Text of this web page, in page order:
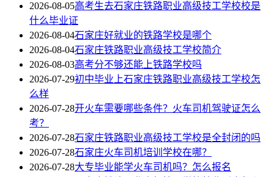
2026-08-05高考生去石家庄铁路职业高级技工学校校是
什么毕业证
2026-08-04石家庄好就业的铁路学校是哪个
2026-08-04石家庄铁路职业高级技工学校简介
2026-08-03高考分不够还能上铁路学校吗
2026-07-29初中毕业上石家庄铁路职业高级技工学校怎
么样
2026-07-28开火车需要哪些条件？火车司机驾驶证怎么
考？
2026-07-28石家庄铁路职业高级技工学校是全封闭的吗
2026-07-28石家庄火车司机培训学校在哪？
2026-07-28大专毕业能学火车司机吗？怎么报名